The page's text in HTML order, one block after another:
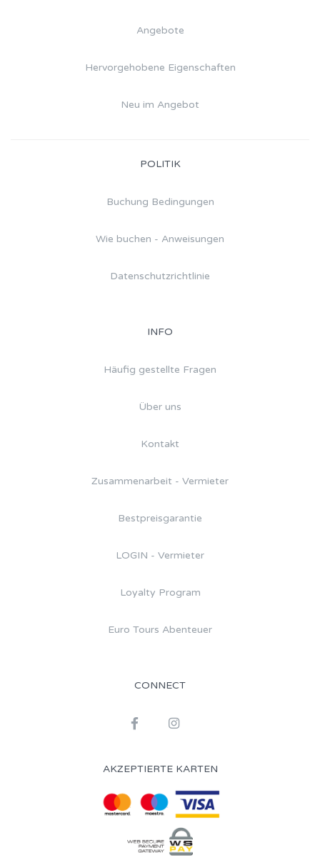
Angebote
Hervorgehobene Eigenschaften
Neu im Angebot
POLITIK
Buchung Bedingungen
Wie buchen - Anweisungen
Datenschutzrichtlinie
INFO
Häufig gestellte Fragen
Über uns
Kontakt
Zusammenarbeit - Vermieter
Bestpreisgarantie
LOGIN - Vermieter
Loyalty Program
Euro Tours Abenteuer
CONNECT
AKZEPTIERTE KARTEN